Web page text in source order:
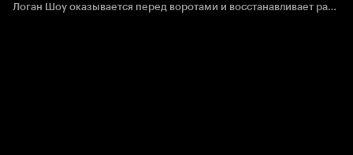
Логан Шоу оказывается перед воротами и восстанавливает равновесие в счёте